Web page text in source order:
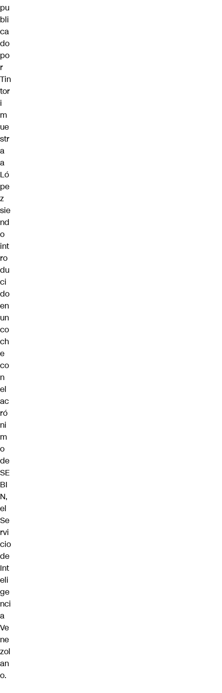
pu
bli
ca
do
po
r
Tin
tor
i
m
ue
str
a
a
Ló
pe
z
sie
nd
o
int
ro
du
ci
do
en
un
co
ch
e
co
n
el
ac
ró
ni
m
o
de
SE
BI
N,
el
Se
rvi
cio
de
Int
eli
ge
nci
a
Ve
ne
zol
an
o.